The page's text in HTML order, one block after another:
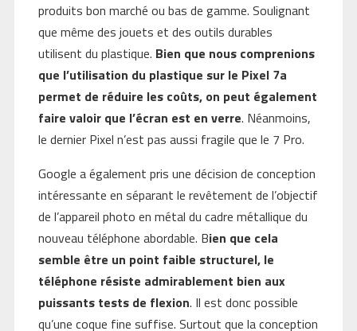
produits bon marché ou bas de gamme. Soulignant
que même des jouets et des outils durables
utilisent du plastique. Bien que nous comprenions
que l’utilisation du plastique sur le Pixel 7a
permet de réduire les coûts, on peut également
faire valoir que l’écran est en verre. Néanmoins,
le dernier Pixel n’est pas aussi fragile que le 7 Pro.
Google a également pris une décision de conception
intéressante en séparant le revêtement de l’objectif
de l’appareil photo en métal du cadre métallique du
nouveau téléphone abordable. Bien que cela
semble être un point faible structurel, le
téléphone résiste admirablement bien aux
puissants tests de flexion. Il est donc possible
qu’une coque fine suffise. Surtout que la conception